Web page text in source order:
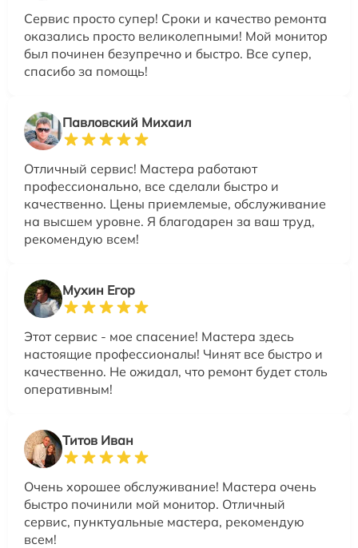
Сервис просто супер! Сроки и качество ремонта
оказались просто великолепными! Мой монитор
был починен безупречно и быстро. Все супер,
спасибо за помощь!
Павловский Михаил
Отличный сервис! Мастера работают
профессионально, все сделали быстро и
качественно. Цены приемлемые, обслуживание
на высшем уровне. Я благодарен за ваш труд,
рекомендую всем!
Мухин Егор
Этот сервис - мое спасение! Мастера здесь
настоящие профессионалы! Чинят все быстро и
качественно. Не ожидал, что ремонт будет столь
оперативным!
Титов Иван
Очень хорошее обслуживание! Мастера очень
быстро починили мой монитор. Отличный
сервис, пунктуальные мастера, рекомендую
всем!